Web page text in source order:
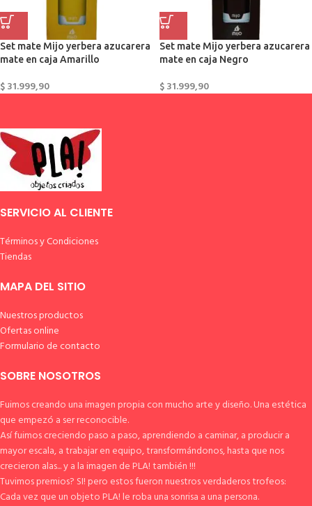
Set mate Mijo yerbera azucarera
mate en caja Amarillo
$31.999,90
Set mate Mijo yerbera azucarera
mate en caja Negro
$31.999,90
SERVICIO AL CLIENTE
Términos y Condiciones
Tiendas
MAPA DEL SITIO
Nuestros productos
Ofertas online
Formulario de contacto
SOBRE NOSOTROS
Fuimos creando una imagen propia con mucho arte y diseño. Una estética
que empezó a ser reconocible.
Así fuimos creciendo paso a paso, aprendiendo a caminar, a producir a
mayor escala, a trabajar en equipo, transformándonos, hasta que nos
crecieron alas... y a la imagen de PLA! también !!!
Tuvimos premios? SI! pero estos fueron nuestros verdaderos trofeos:
Cada vez que un objeto PLA! le roba una sonrisa a una persona.